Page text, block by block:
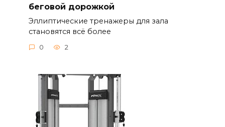
беговой дорожкой
Эллиптические тренажеры для зала
становятся всё более
0 2